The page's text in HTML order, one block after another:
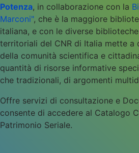
Potenza, in collaborazione con la
Marconi", che è la maggiore
italiana, e con le diverse
territoriali del CNR di Italia mette a
della comunità scientifica e
quantità di risorse informative
che tradizionali, di argomenti
Offre servizi di consultazione e
consente di accedere al Catalogo
Patrimonio Seriale.